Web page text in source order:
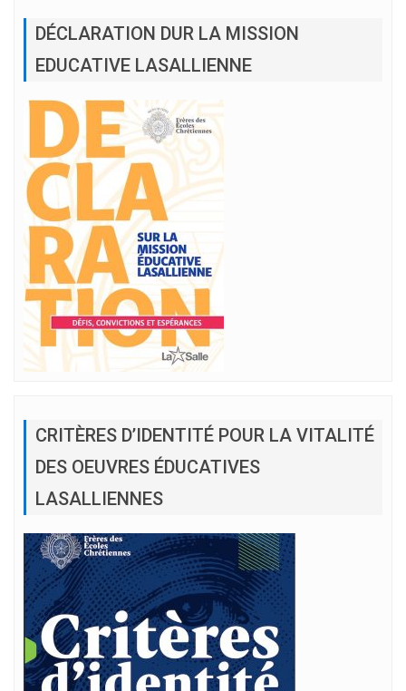
DÉCLARATION DUR LA MISSION
EDUCATIVE LASALLIENNE
CRITÈRES D’IDENTITÉ POUR LA VITALITÉ
DES OEUVRES ÉDUCATIVES
LASALLIENNES